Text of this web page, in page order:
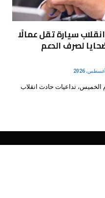
سيارة تقل عمالًا
لصرف الدعم
الخميس، تداعيات حادث انقلاب